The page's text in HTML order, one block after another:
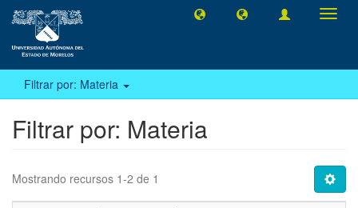
Filtrar por: Materia
Filtrar por: Materia
Mostrando recursos 1-2 de 1